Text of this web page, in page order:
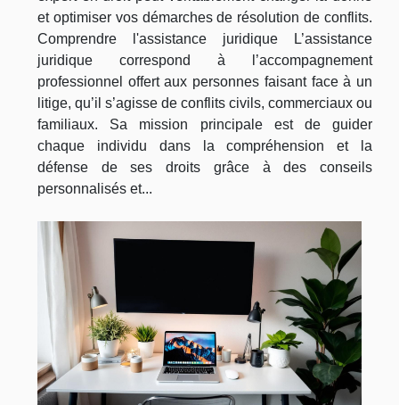
et optimiser vos démarches de résolution de conflits.
Comprendre l'assistance juridique L’assistance
juridique correspond à l’accompagnement
professionnel offert aux personnes faisant face à un
litige, qu’il s’agisse de conflits civils, commerciaux ou
familiaux. Sa mission principale est de guider
chaque individu dans la compréhension et la
défense de ses droits grâce à des conseils
personnalisés et...